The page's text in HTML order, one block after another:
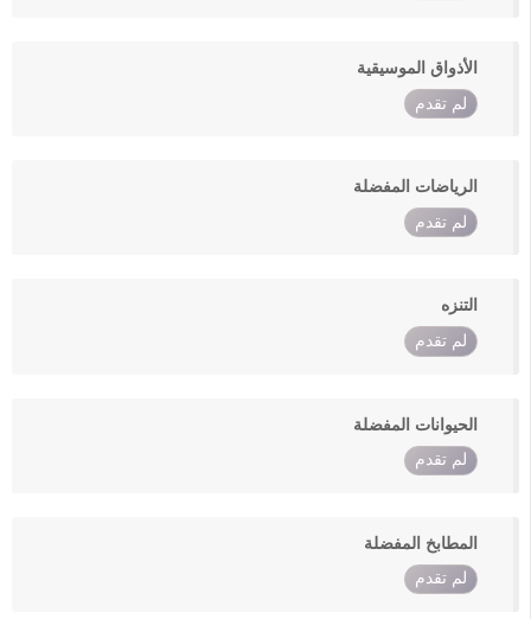
الأذواق الموسيقية
لم تقدم
الرياضات المفضلة
لم تقدم
التنزه
لم تقدم
الحيوانات المفضلة
لم تقدم
المطابخ المفضلة
لم تقدم